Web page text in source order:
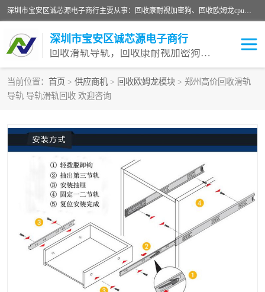
深圳市宝安区诚芯源电子商行主要从事：回收康耐视加密狗、回收欧姆龙cpu、回收欧姆龙模块等 一站式收购,能迅速便捷为客户消化库存、减少仓储、回笼资金，我们交易灵活方便，现金支付，价格优势合理，在业务方面赢得广大客户的一致好评 热情欢迎有库存需要处理的客户 请尽快联系我们
深圳市宝安区诚芯源电子商行
回收滑轨导轨，回收康耐视加密狗，回收欧姆龙PLC
当前位置： 首页 > 供应商机 > 回收欧姆龙模块 > 郑州高价回收滑轨
导轨 导轨滑轨回收 欢迎咨询
回收欧姆龙模块
回收欧姆龙cpu